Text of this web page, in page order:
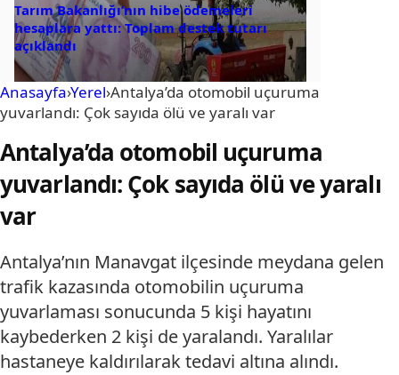
Tarım Bakanlığı’nın hibe ödemeleri
hesaplara yattı: Toplam destek tutarı
açıklandı
Anasayfa›Yerel›Antalya’da otomobil uçuruma
yuvarlandı: Çok sayıda ölü ve yaralı var
Antalya’da otomobil uçuruma
yuvarlandı: Çok sayıda ölü ve yaralı
var
Antalya’nın Manavgat ilçesinde meydana gelen
trafik kazasında otomobilin uçuruma
yuvarlaması sonucunda 5 kişi hayatını
kaybederken 2 kişi de yaralandı. Yaralılar
hastaneye kaldırılarak tedavi altına alındı.